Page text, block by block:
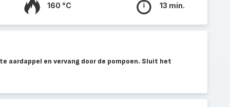
160 °C 13 min.
aardappel en vervang door de pompoen. Sluit het